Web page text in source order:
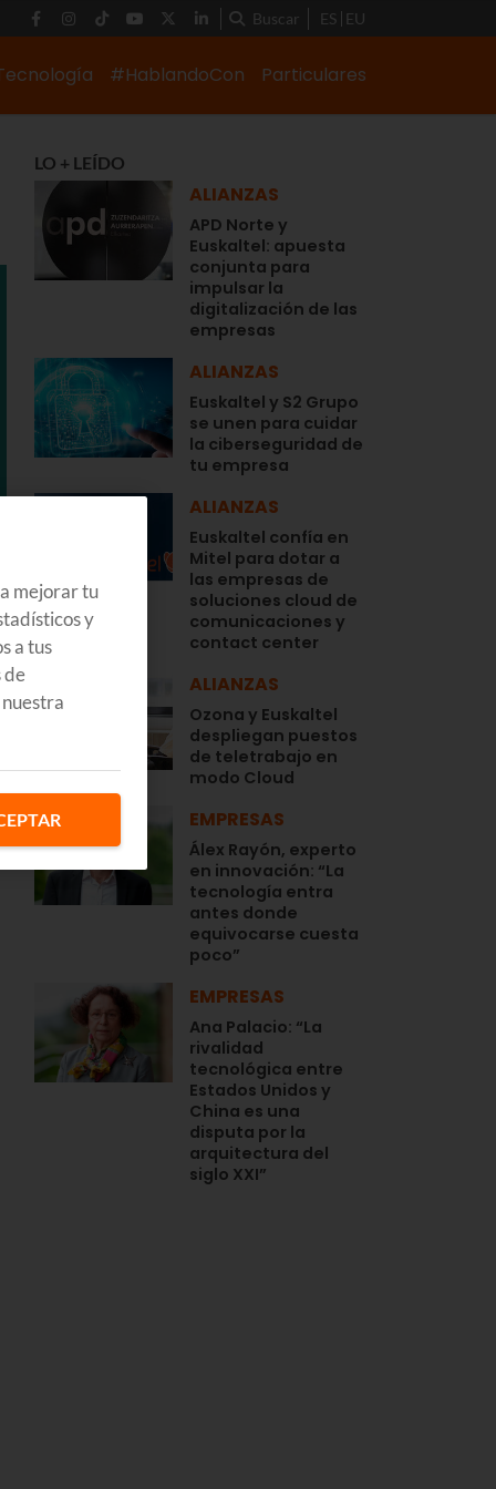
Buscar ES EU
#HablandoCon Particulares
LO + LEÍDO
ALIANZAS
APD Norte y
Euskaltel: apuesta
conjunta para
impulsar la
digitalización de las
empresas
ALIANZAS
Euskaltel y S2 Grupo
se unen para cuidar
la ciberseguridad de
tu empresa
ALIANZAS
Euskaltel confía en
Mitel para dotar a
las empresas de
soluciones cloud de
comunicaciones y
contact center
ALIANZAS
Ozona y Euskaltel
despliegan puestos
de teletrabajo en
modo Cloud
EMPRESAS
Álex Rayón, experto
en innovación: “La
tecnología entra
antes donde
equivocarse cuesta
poco”
EMPRESAS
Ana Palacio: “La
rivalidad
tecnológica entre
Estados Unidos y
China es una
disputa por la
arquitectura del
siglo XXI”
mejorar tu
y
a tus
de